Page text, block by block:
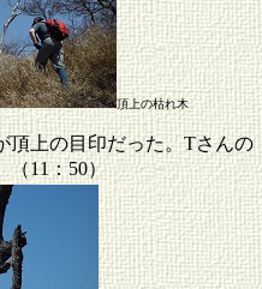
頂上の枯れ木
頂上の目印だった。Tさんの
（11：50）